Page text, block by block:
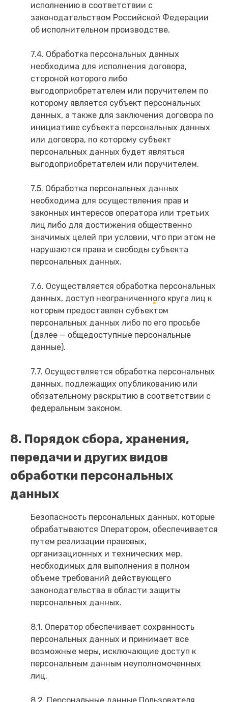
исполнению в соответствии с
законодательством Российской Федерации
об исполнительном производстве.
7.4. Обработка персональных данных
необходима для исполнения договора,
стороной которого либо
выгодоприобретателем или поручителем по
которому является субъект персональных
данных, а также для заключения договора по
инициативе субъекта персональных данных
или договора, по которому субъект
персональных данных будет являться
выгодоприобретателем или поручителем.
7.5. Обработка персональных данных
необходима для осуществления прав и
законных интересов оператора или третьих
лиц либо для достижения общественно
значимых целей при условии, что при этом не
нарушаются права и свободы субъекта
персональных данных.
7.6. Осуществляется обработка персональных
данных, доступ неограниченного круга лиц к
которым предоставлен субъектом
персональных данных либо по его просьбе
(далее — общедоступные персональные
данные).
7.7. Осуществляется обработка персональных
данных, подлежащих опубликованию или
обязательному раскрытию в соответствии с
федеральным законом.
8. Порядок сбора, хранения,
передачи и других видов
обработки персональных
данных
Безопасность персональных данных, которые
обрабатываются Оператором, обеспечивается
путем реализации правовых,
организационных и технических мер,
необходимых для выполнения в полном
объеме требований действующего
законодательства в области защиты
персональных данных.
8.1. Оператор обеспечивает сохранность
персональных данных и принимает все
возможные меры, исключающие доступ к
персональным данным неуполномоченных
лиц.